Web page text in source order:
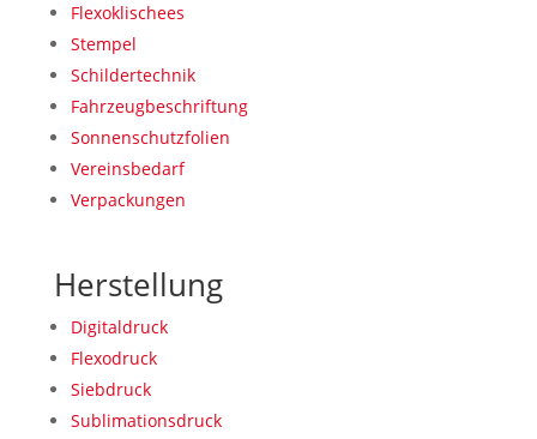
Flexoklischees
Stempel
Schildertechnik
Fahrzeugbeschriftung
Sonnenschutzfolien
Vereinsbedarf
Verpackungen
Herstellung
Digitaldruck
Flexodruck
Siebdruck
Sublimationsdruck